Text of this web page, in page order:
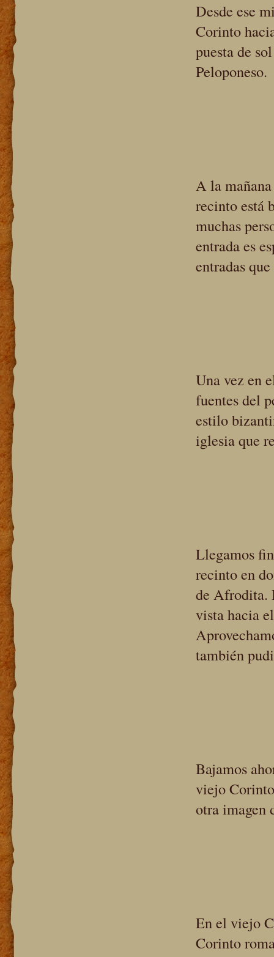
Desde ese
Corinto
puesta de
Peloponeso.
A la
recinto está
muchas
entrada es
entradas
Una vez en
fuentes del
estilo
iglesia que
Llegamos
recinto en
de Afrodita.
vista hacia
también
Bajamos
viejo
otra imagen
En el viejo
Corinto